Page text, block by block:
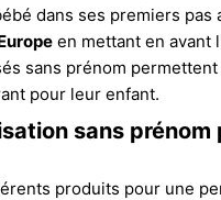
dans ses premiers
en mettant en avant
sans prénom
pour leur enfant.
sans
produits pour une